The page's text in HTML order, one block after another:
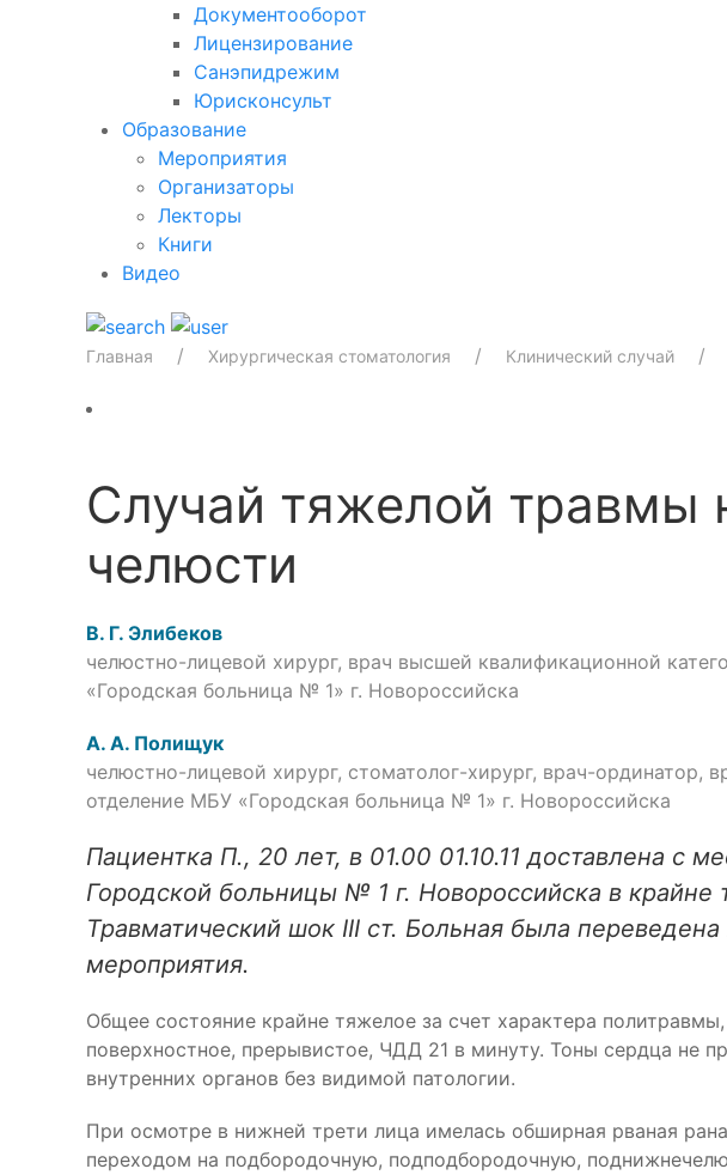
Документооборот
Лицензирование
Санэпидрежим
Юрисконсульт
Образование
Мероприятия
Организаторы
Лекторы
Книги
Видео
Главная Хирургическая стоматология Клинический случай
Случай тяжелой травмы
челюсти
В. Г. Элибеков
челюстно-лицевой хирург, врач высшей квалификационной
«Городская больница № 1» г. Новороссийска
А. А. Полищук
челюстно-лицевой хирург, стоматолог-хирург, врач-ординатор,
отделение МБУ «Городская больница № 1» г. Новороссийска
Пациентка П., 20 лет, в 01.00 01.10.11 доставлена
Городской больницы № 1 г. Новороссийска в
Травматический шок III ст. Больная была
мероприятия.
Общее состояние крайне тяжелое за счет характера
поверхностное, прерывистое, ЧДД 21 в минуту. Тоны сердца не
внутренних органов без видимой патологии.
При осмотре в нижней трети лица имелась обширная рваная
переходом на подбородочную, подподбородочную,